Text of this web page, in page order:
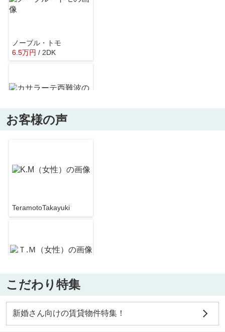
無添くら寿司 東七松店
ノーブル・トモ
6.5万円 / 2DK
カサラーテ西難波
パークコート三反田
7.4万円 / 2LDK
お客様の声
TeramotoTakayuki
TeramotoTakayuki
こだわり特集
新婚さん向けの賃貸物件特集！